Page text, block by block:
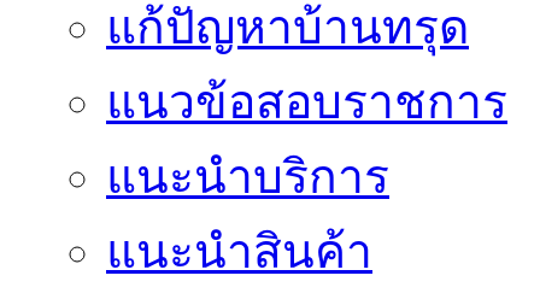
แก้ปัญหาบ้านทรุด
แนวข้อสอบราชการ
แนะนำบริการ
แนะนำสินค้า